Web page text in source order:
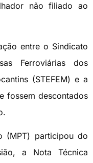
não filiado ao
entre o Sindicato
Ferroviárias dos
(STEFEM) e a
fossem descontados
(MPT) participou do
a Nota Técnica